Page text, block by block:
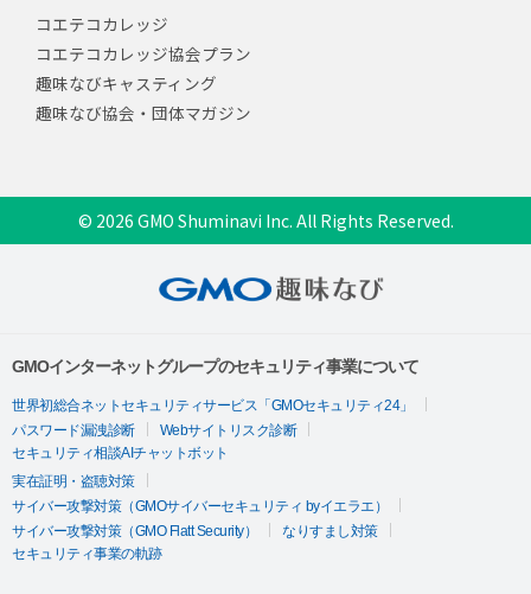
コエテコカレッジ
コエテコカレッジ協会プラン
趣味なびキャスティング
趣味なび協会・団体マガジン
© 2026 GMO Shuminavi Inc. All Rights Reserved.